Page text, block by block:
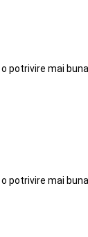
potrivire mai
potrivire mai